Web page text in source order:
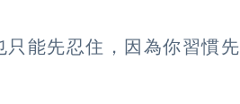
只能先忍住，因為你習慣先